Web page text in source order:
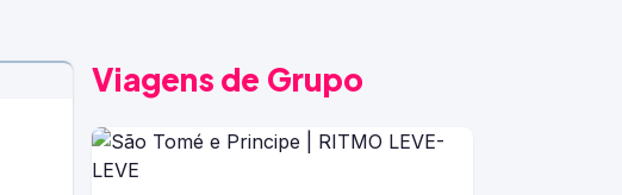
Viagens de Grupo